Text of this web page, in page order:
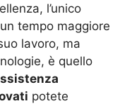
l’unico
tempo maggiore
lavoro, ma
è quello
potete